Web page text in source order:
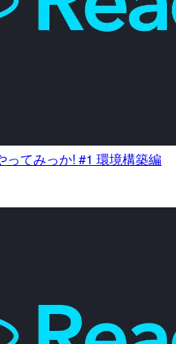
ってみっか! #1 環境構築編